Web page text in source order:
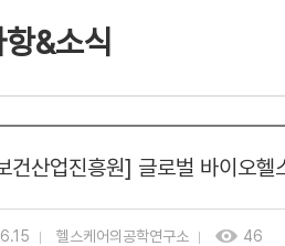
&소식
건산업진흥원] 글로벌 바이오
헬스케어의공학연구소 46